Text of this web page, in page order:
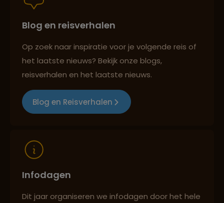
Best beoordeelde reisroutes
Reizen met oog voor mens, cultuur en milieu
Blog en reisverhalen
Op zoek naar inspiratie voor je volgende reis of
het laatste nieuws? Bekijk onze blogs,
reisverhalen en het laatste nieuws.
Blog en Reisverhalen
Infodagen
Dit jaar organiseren we infodagen door het hele